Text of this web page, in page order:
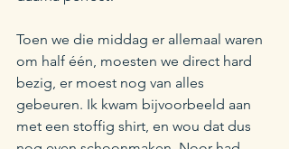
Toen we die middag er allemaal waren
om half één, moesten we direct hard
bezig, er moest nog van alles
gebeuren. Ik kwam bijvoorbeeld aan
met een stoffig shirt, en wou dat dus